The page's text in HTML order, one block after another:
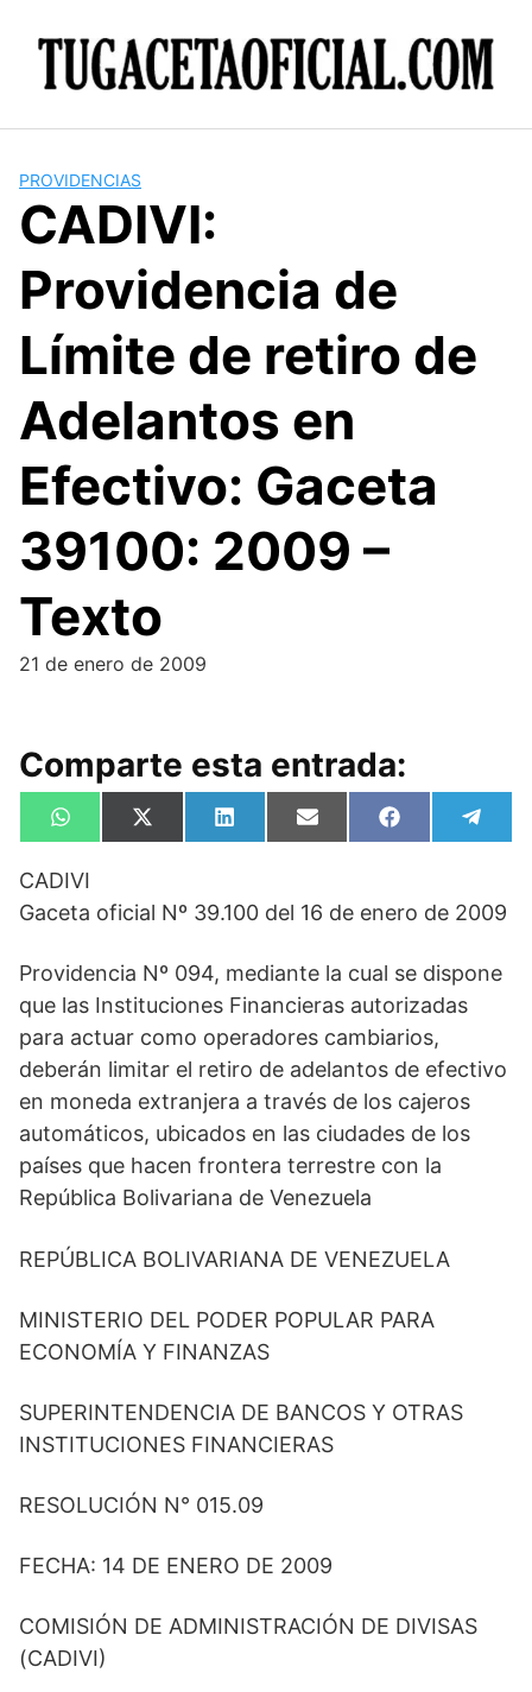
PROVIDENCIAS
CADIVI:
Providencia de
Límite de retiro de
Adelantos en
Efectivo: Gaceta
39100: 2009 –
Texto
21 de enero de 2009
Comparte esta entrada:
Compartir
en
W
h
t
s
A
Compartir
en
X
(
i
t
r
)
Compartir
en
L
i
e
d
Compartir
en
E
m
l
Compartir
en
F
a
o
en
e
g
r
CADIVI
Gaceta oficial Nº 39.100 del 16 de enero de 2009
Providencia Nº 094, mediante la cual se dispone
que las Instituciones Financieras autorizadas
para actuar como operadores cambiarios,
deberán limitar el retiro de adelantos de efectivo
en moneda extranjera a través de los cajeros
automáticos, ubicados en las ciudades de los
países que hacen frontera terrestre con la
República Bolivariana de Venezuela
REPÚBLICA BOLIVARIANA DE VENEZUELA
MINISTERIO DEL PODER POPULAR PARA
ECONOMÍA Y FINANZAS
SUPERINTENDENCIA DE BANCOS Y OTRAS
INSTITUCIONES FINANCIERAS
RESOLUCIÓN N° 015.09
FECHA: 14 DE ENERO DE 2009
COMISIÓN DE ADMINISTRACIÓN DE DIVISAS
(CADIVI)